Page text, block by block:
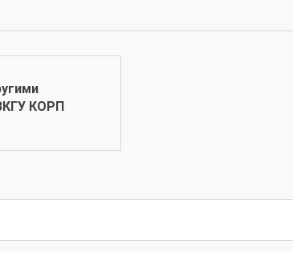
КОРП